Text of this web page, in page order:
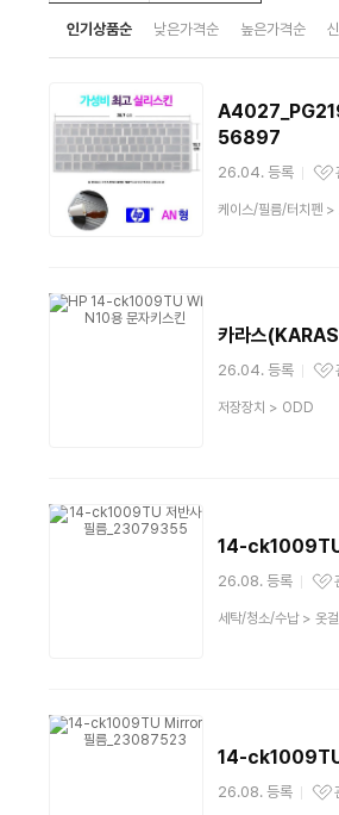
인기상품순 낮은가격순 높은가격순
56897
26.04. 등록
관심상
상
케이스/필름/터치펜>
카라스
26.04. 등록
관심상
상
저장장치 > ODD
14-
26.08. 등록
관심상품
상
세탁/청소/수납> 옷
14-
26.08. 등록
관심상품